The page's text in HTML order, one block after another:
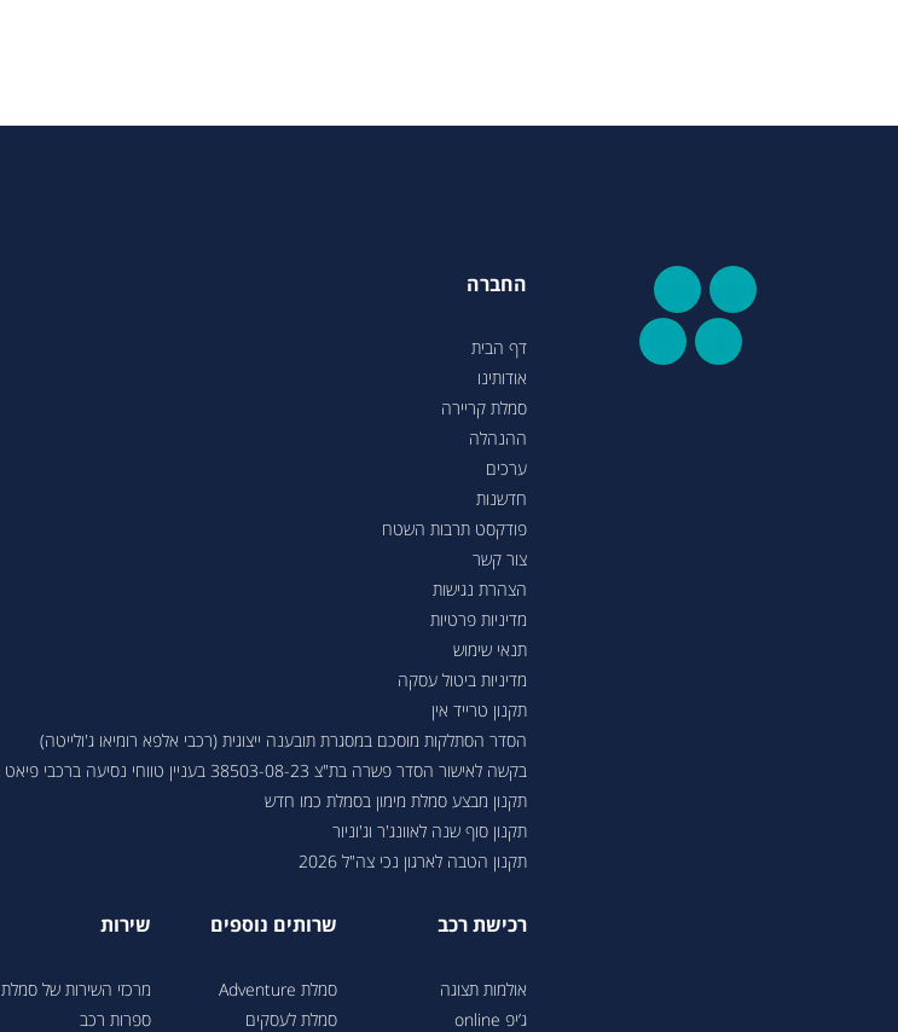
החברה
דף הבית
אודותינו
סמלת קריירה
ההנהלה
ערכים
חדשנות
פודקסט תרבות השטח
צור קשר
הצהרת נגישות
מדיניות פרטיות
תנאי שימוש
מדיניות ביטול עסקה
תקנון טרייד אין
הסדר הסתלקות מוסכם במסגרת תובענה ייצוגית (רכבי אלפא רומיאו ג'ולייטה)
בקשה לאישור הסדר פשרה בת"צ 38503-08-23 בעניין טווחי נסיעה ברכבי פיאט 500 חשמליים
תקנון מבצע סמלת מימון בסמלת כמו חדש
תקנון סוף שנה לאוונג'ר וג'וניור
תקנון הטבה לארגון נכי צה"ל 2026
רכישת רכב
אולמות תצוגה
ג’יפ online
שרותים נוספים
סמלת Adventure
סמלת לעסקים
שירות
מרכזי השירות של סמלת
ספרות רכב